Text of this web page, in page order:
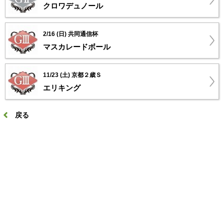
クロワデュノール
2/16 (日) 共同通信杯
マスカレードボール
11/23 (土) 京都２歳Ｓ
エリキング
戻る